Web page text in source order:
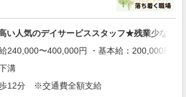
時給1900円 ◆前払い・日払い・週払いOK
神奈川県横浜市南区
詳細を見る
2097892
人気のデイサービススタッフ★残業少なめ
給240,000〜400,000円 ・基本給：200,000円
溝
12分 ※交通費全額支給